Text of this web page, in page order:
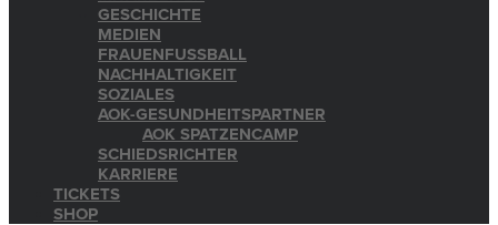
GESCHICHTE
MEDIEN
FRAUENFUSSBALL
NACHHALTIGKEIT
SOZIALES
AOK-GESUNDHEITSPARTNER
AOK SPATZENCAMP
SCHIEDSRICHTER
KARRIERE
TICKETS
SHOP